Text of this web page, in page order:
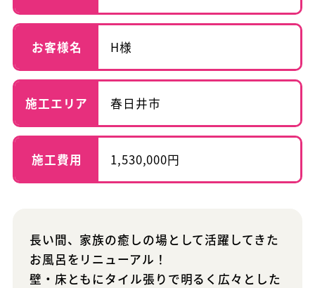
お客様名 H様
施工エリア 春日井市
施工費用 1,530,000円
長い間、家族の癒しの場として活躍してきた
お風呂をリニューアル！
壁・床ともにタイル張りで明るく広々とした